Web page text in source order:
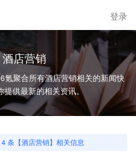
登录
酒店营销
氪聚合所有酒店营销相关的新闻快
提供最新的相关资讯。
4 条【酒店营销】相关信息